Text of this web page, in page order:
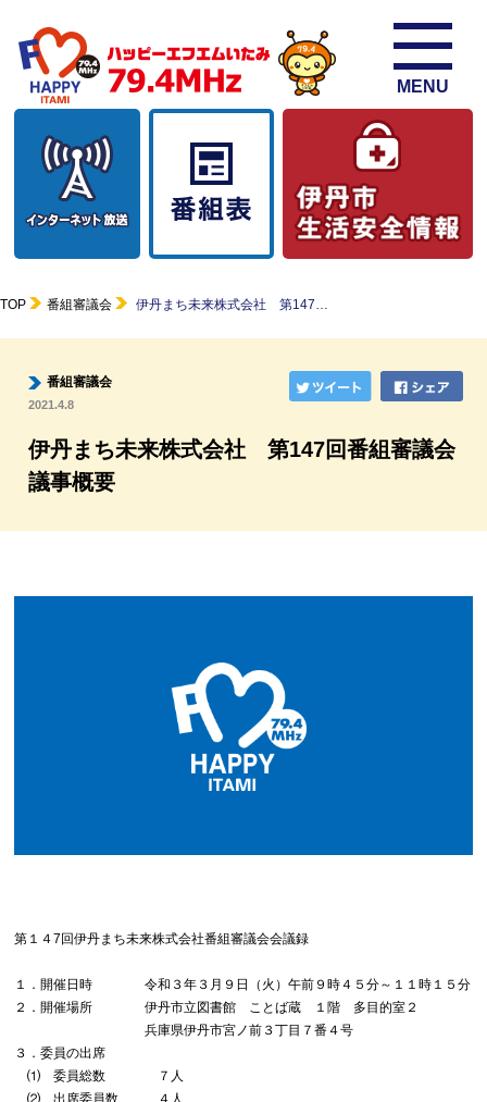
MENU
TOP 番組審議会 伊丹まち未来株式会社 第147…
番組審議会
2021.4.8
伊丹まち未来株式会社 第147回番組審議会
議事概要
第１４7回伊丹まち未来株式会社番組審議会会議録
１．開催日時 令和３年３月９日（火）午前９時４５分～１１時１５分
２．開催場所 伊丹市立図書館 ことば蔵 １階 多目的室２
兵庫県伊丹市宮ノ前３丁目７番４号
３．委員の出席
⑴ 委員総数 ７人
⑵ 出席委員数 ４人